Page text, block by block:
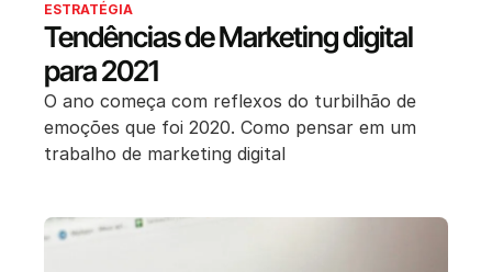
ESTRATÉGIA
Tendências de Marketing digital
para 2021
O ano começa com reflexos do turbilhão de
emoções que foi 2020. Como pensar em um
trabalho de marketing digital